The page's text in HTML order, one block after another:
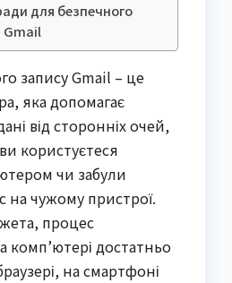
для безпечного
Gmail
запису Gmail – це
яка допомагає
від сторонніх очей,
користуєтеся
чи забули
на чужому пристрої.
процес
комп’ютері достатньо
на смартфоні